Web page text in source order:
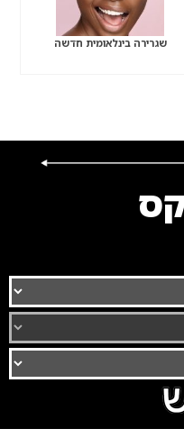
שגרירה בינלאומית חדשה